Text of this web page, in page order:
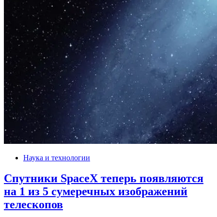
Наука и технологии
Спутники SpaceX теперь появляются
на 1 из 5 сумеречных изображений
телескопов